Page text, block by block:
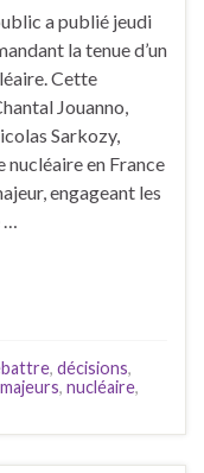
a publié jeudi
la tenue d’un
Cette
Jouanno,
Sarkozy,
nucléaire en France
engageant les
…
, décisions,
majeurs, nucléaire,